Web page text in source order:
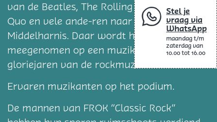
Stel je
vraag via
WhatsApp
maandag t/m
zaterdag van
10.00 tot 16.00
van de Beatles, The Rolling Stones, Status
Quo en vele ande-ren naar het Diekhuus in
Middelharnis. Daar wordt het publiek
meegenomen op een muzikale reis door de
gloriejaren van de rockmuziek.
Ervaren muzikanten op het podium.
De mannen van FROK “Classic Rock”